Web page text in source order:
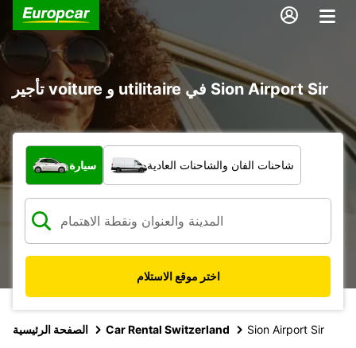
تأجير voiture و utilitaire في Sion Airport Sir
ما نوع المركبة؟
سيارة شاحنات الفان والشاحنات العادية
اختر موقع الاستلام
الصفحة الرئيسية Car Rental Switzerland Sion Airport Sir